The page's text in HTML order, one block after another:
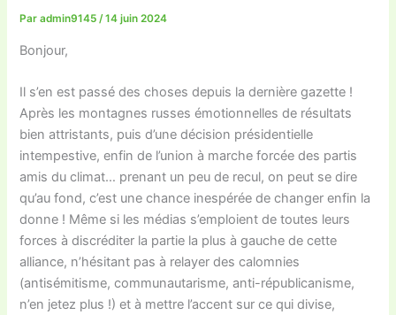
Paradmin9145/14 juin 2024
Bonjour,
Il s’en est passé des choses depuis la dernière gazette !
Après les montagnes russes émotionnelles de résultats
bien attristants, puis d’une décision présidentielle
intempestive, enfin de l’union à marche forcée des partis
amis du climat… prenant un peu de recul, on peut se dire
qu’au fond, c’est une chance inespérée de changer enfin la
donne ! Même si les médias s’emploient de toutes leurs
forces à discréditer la partie la plus à gauche de cette
alliance, n’hésitant pas à relayer des calomnies
(antisémitisme, communautarisme, anti-républicanisme,
n’en jetez plus !) et à mettre l’accent sur ce qui divise,